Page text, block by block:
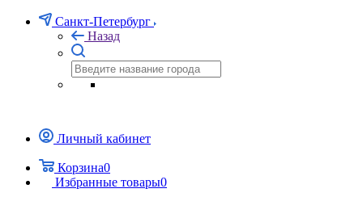
Санкт-Петербург
Назад
Личный кабинет
Корзина0
Избранные товары0